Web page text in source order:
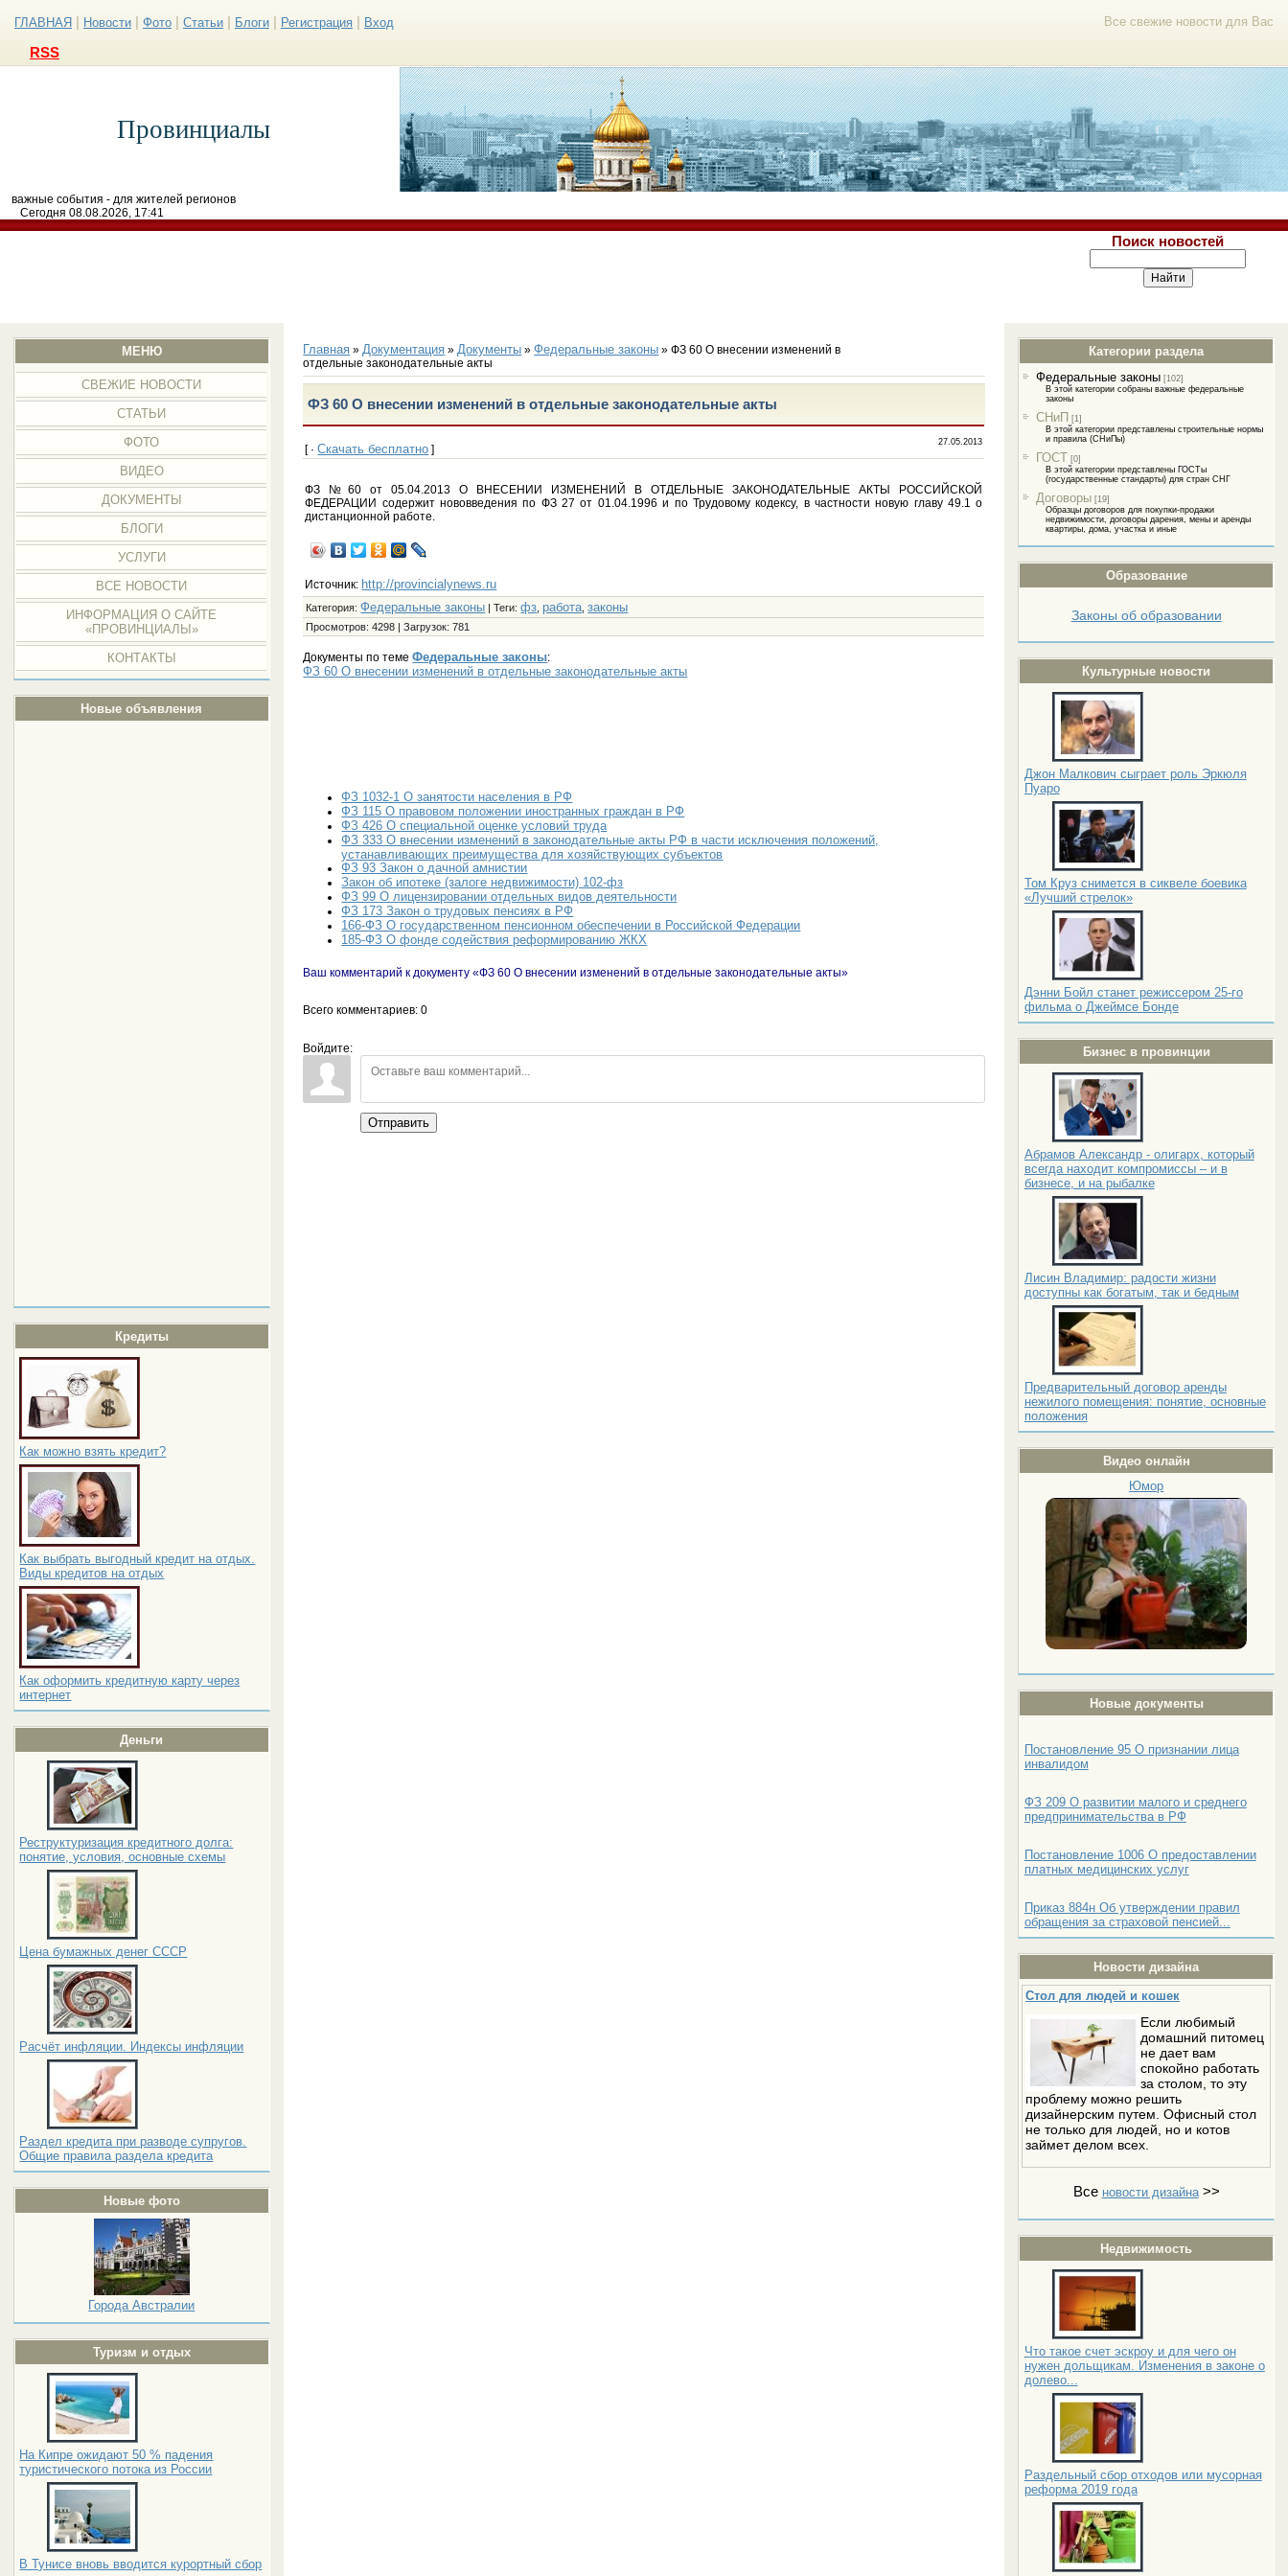
Все свежие новости для Вас
ГЛАВНАЯ Новости Фото Статьи Блоги Регистрация Вход
RSS
Провинциалы
важные события - для жителей регионов
Сегодня 08.08.2026, 17:41
Поиск новостей
МЕНЮ
СВЕЖИЕ НОВОСТИ
СТАТЬИ
ФОТО
ВИДЕО
ДОКУМЕНТЫ
БЛОГИ
УСЛУГИ
ВСЕ НОВОСТИ
ИНФОРМАЦИЯ О САЙТЕ
«ПРОВИНЦИАЛЫ»
КОНТАКТЫ
Новые объявления
Кредиты
Как можно взять кредит?
Как выбрать выгодный кредит на отдых.
Виды кредитов на отдых
Как оформить кредитную карту через
интернет
Деньги
Реструктуризация кредитного долга:
понятие, условия, основные схемы
Цена бумажных денег СССР
Расчёт инфляции. Индексы инфляции
Раздел кредита при разводе супругов.
Общие правила раздела кредита
Новые фото
Города Австралии
Туризм и отдых
На Кипре ожидают 50 % падения
туристического потока из России
В Тунисе вновь вводится курортный сбор
Категории раздела
Федеральные законы [102]
В этой категории собраны важные федеральные
законы
СНиП [1]
В этой категории представлены строительные нормы
и правила (СНиПы)
ГОСТ [0]
В этой категории представлены ГОСТы
(государственные стандарты) для стран СНГ
Договоры [19]
Образцы договоров для покупки-продажи
недвижимости, договоры дарения, мены и аренды
квартиры, дома, участка и иные
Образование
Законы об образовании
Культурные новости
Джон Малкович сыграет роль Эркюля
Пуаро
Том Круз снимется в сиквеле боевика
«Лучший стрелок»
Дэнни Бойл станет режиссером 25-го
фильма о Джеймсе Бонде
Бизнес в провинции
Абрамов Александр - олигарх, который
всегда находит компромиссы – и в
бизнесе, и на рыбалке
Лисин Владимир: радости жизни
доступны как богатым, так и бедным
Предварительный договор аренды
нежилого помещения: понятие, основные
положения
Видео онлайн
Юмор
Новые документы
Постановление 95 О признании лица
инвалидом
ФЗ 209 О развитии малого и среднего
предпринимательства в РФ
Постановление 1006 О предоставлении
платных медицинских услуг
Приказ 884н Об утверждении правил
обращения за страховой пенсией...
Новости дизайна
Стол для людей и кошек
Если любимый
домашний питомец
не дает вам
спокойно работать
за столом, то эту
проблему можно решить
дизайнерским путем. Офисный стол
не только для людей, но и котов
займет делом всех.
Все новости дизайна>>
Недвижимость
Что такое счет эскроу и для чего он
нужен дольщикам. Изменения в законе о
долево...
Раздельный сбор отходов или мусорная
реформа 2019 года
Главная »Документация »Документы »Федеральные законы » ФЗ 60 О внесении изменений в
отдельные законодательные акты
ФЗ 60 О внесении изменений в отдельные законодательные акты
[ ·Скачать бесплатно ]
27.05.2013
ФЗ №60 от 05.04.2013 О ВНЕСЕНИИ ИЗМЕНЕНИЙ В ОТДЕЛЬНЫЕ ЗАКОНОДАТЕЛЬНЫЕ АКТЫ РОССИЙСКОЙ
ФЕДЕРАЦИИ содержит нововведения по ФЗ 27 от 01.04.1996 и по Трудовому кодексу, в частности новую главу 49.1 о
дистанционной работе.
Источник: http://provincialynews.ru
Категория:Федеральные законы |Теги:фз ,работа ,законы
Просмотров: 4298 |Загрузок: 781
Документы по темеФедеральные законы:
ФЗ 60 О внесении изменений в отдельные законодательные акты
ФЗ 1032-1 О занятости населения в РФ
ФЗ 115 О правовом положении иностранных граждан в РФ
ФЗ 426 О специальной оценке условий труда
ФЗ 333 О внесении изменений в законодательные акты РФ в части исключения положений,
устанавливающих преимущества для хозяйствующих субъектов
ФЗ 93 Закон о дачной амнистии
Закон об ипотеке (залоге недвижимости) 102-фз
ФЗ 99 О лицензировании отдельных видов деятельности
ФЗ 173 Закон о трудовых пенсиях в РФ
166-ФЗ О государственном пенсионном обеспечении в Российской Федерации
185-ФЗ О фонде содействия реформированию ЖКХ
Ваш комментарий к документу «ФЗ 60 О внесении изменений в отдельные законодательные акты»
Всего комментариев: 0
Войдите:
Отправить